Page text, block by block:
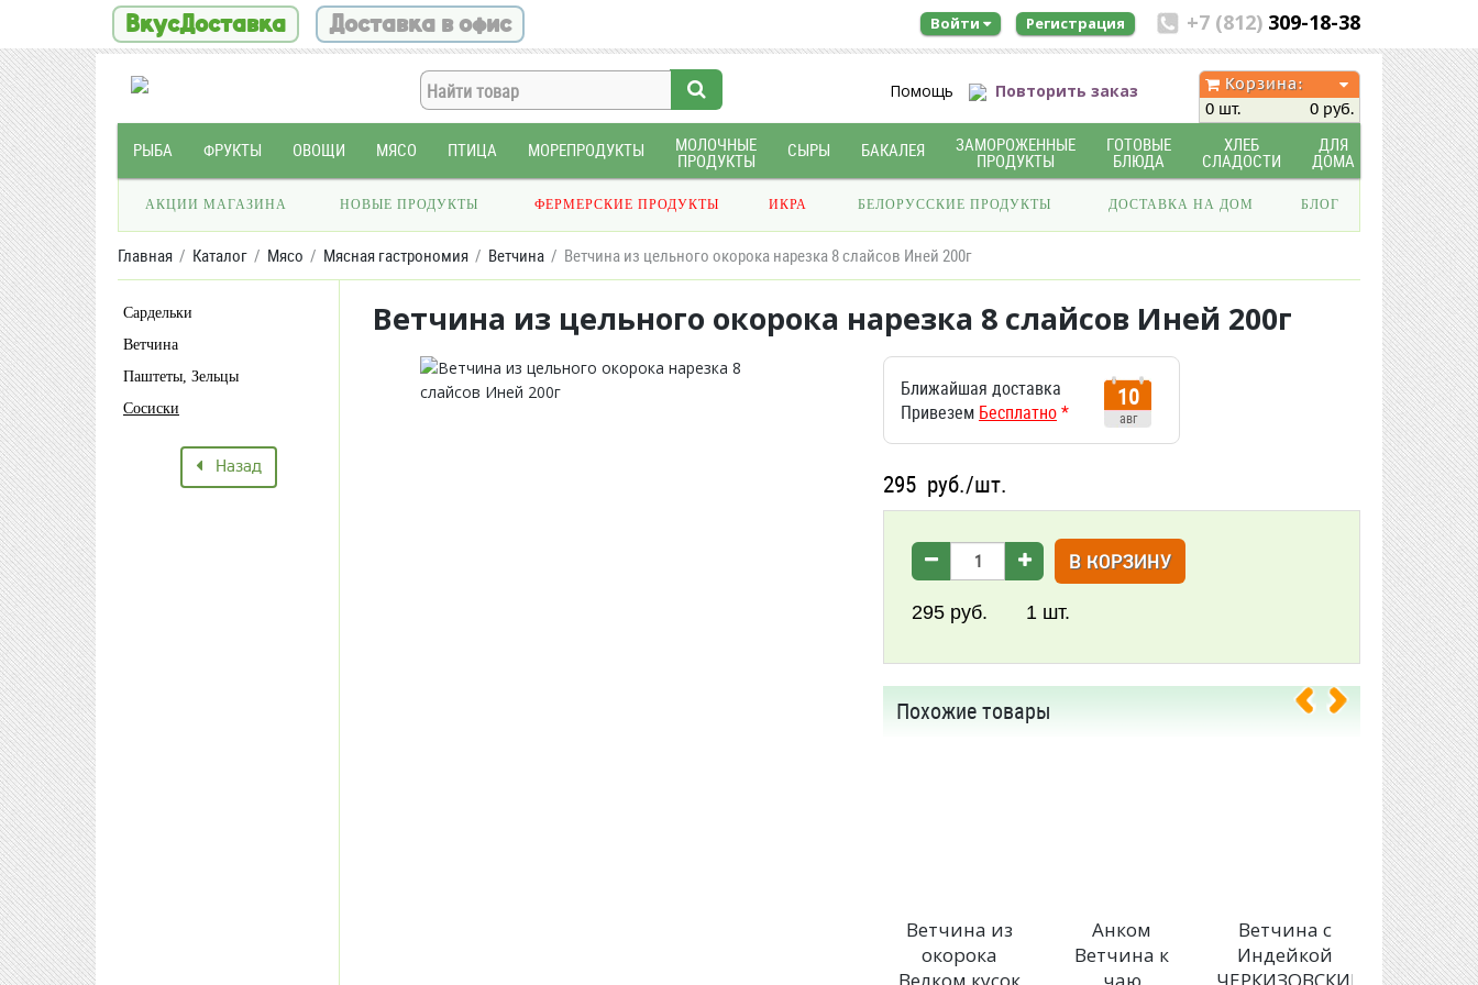
ВкусДоставка Доставка в офис +7 (812) 309-18-38
Войти Регистрация
Помощь Повторить заказ
Корзина:
0 шт.
0 руб.
РЫБА ФРУКТЫ ОВОЩИ МЯСО ПТИЦА МОРЕПРОДУКТЫ МОЛОЧНЫЕ
ПРОДУКТЫ
СЫРЫ БАКАЛЕЯ ЗАМОРОЖЕННЫЕ
ПРОДУКТЫ
ГОТОВЫЕ
БЛЮДА
ХЛЕБ
СЛАДОСТИ
ДЛЯ
ДОМА
АКЦИИ МАГАЗИНА НОВЫЕ ПРОДУКТЫ ФЕРМЕРСКИЕ ПРОДУКТЫ ИКРА БЕЛОРУССКИЕ ПРОДУКТЫ ДОСТАВКА НА ДОМ БЛОГ
Главная Каталог Мясо Мясная гастрономия Ветчина Ветчина из цельного окорока нарезка 8 слайсов Иней 200г
Сардельки
Ветчина
Паштеты, Зельцы
Сосиски
Назад
Ветчина из цельного окорока нарезка 8 слайсов Иней 200г
Ближайшая доставка
Привезем Бесплатно*
10
авг
295 руб./шт.
В КОРЗИНУ
295 руб. 1 шт.
Похожие товары
Ветчина из
окорока
Анком
Ветчина к
Ветчина с
Индейкой